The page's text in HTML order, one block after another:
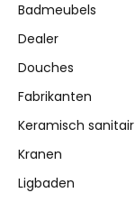
Badmeubels
Dealer
Douches
Fabrikanten
Keramisch sanitair
Kranen
Ligbaden